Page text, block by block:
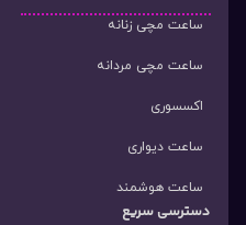
ساعت مچی زنانه
ساعت مچی مردانه
اکسسوری
ساعت دیواری
ساعت هوشمند
دسترسی سریع